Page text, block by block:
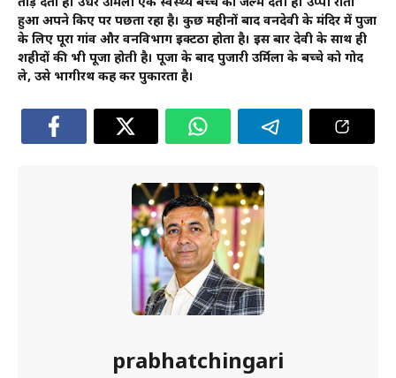
हुआ अपने किए पर पछता रहा है। कुछ महीनों बाद वनदेवी के मंदिर में पुजा
के लिए पूरा गांव और वनविभाग इक्टठा होता है। इस बार देवी के साथ ही
शहीदों की भी पूजा होती है। पूजा के बाद पुजारी उर्मिला के बच्चे को गोद
ले, उसे भागीरथ कह कर पुकारता है।
prabhatchingari